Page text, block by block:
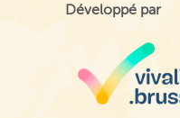
Développé par